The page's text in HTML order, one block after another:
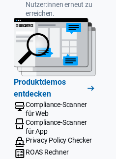
Nutzer:innen erneut zu
erreichen.
Produktdemos
entdecken
Compliance-Scanner
für Web
Compliance-Scanner
für App
Privacy Policy Checker
ROAS Rechner